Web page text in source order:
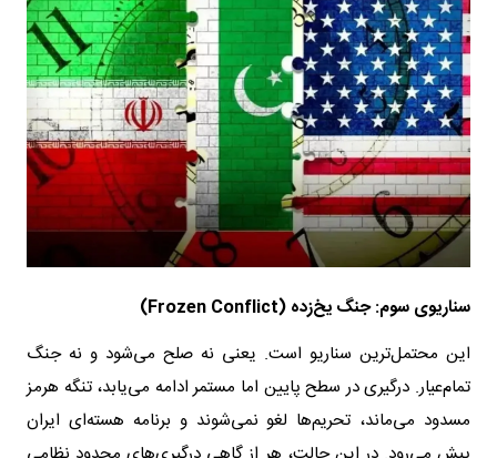
سناریوی سوم: جنگ یخ‌زده (Frozen Conflict)
این محتمل‌ترین سناریو است. یعنی نه صلح می‌شود و نه جنگ
تمام‌عیار. درگیری در سطح پایین اما مستمر ادامه می‌یابد، تنگه هرمز
مسدود می‌ماند، تحریم‌ها لغو نمی‌شوند و برنامه هسته‌ای ایران